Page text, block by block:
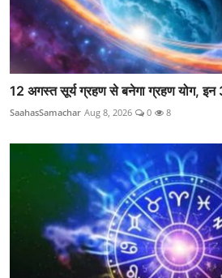
12 अगस्त सूर्य ग्रहण से बनेगा ग्रहण योग, इन
SaahasSamachar Aug 8, 2026 0 8